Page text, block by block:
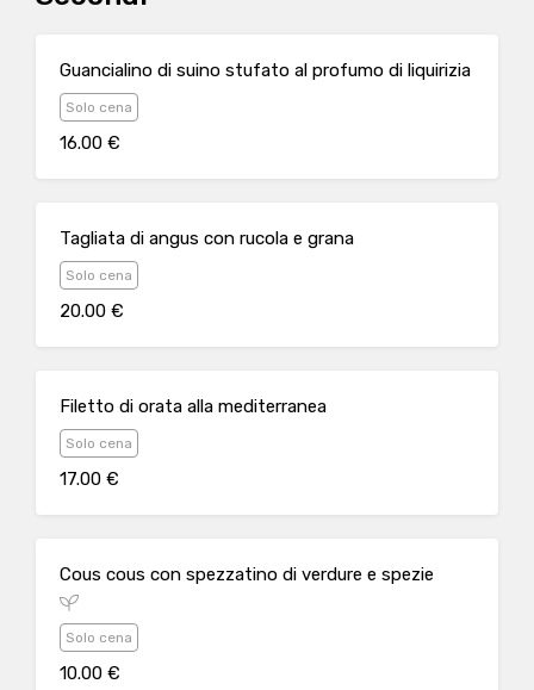
Guancialino di suino stufato al profumo di liquirizia
Solo cena
16.00 €
Tagliata di angus con rucola e grana
Solo cena
20.00 €
Filetto di orata alla mediterranea
Solo cena
17.00 €
Cous cous con spezzatino di verdure e spezie
Solo cena
10.00 €